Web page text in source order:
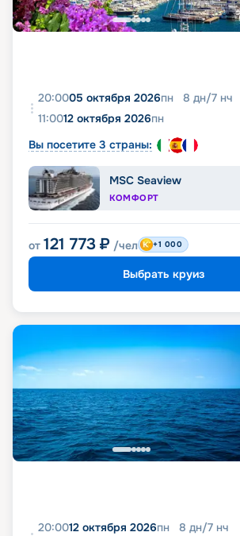
20:0005 октября 2026пн 8 дн/7 нч
11:0012 октября 2026пн
Вы посетите 3 страны:
MSC Seaview
КОМФОРТ
от 121 773 ₽ /чел +1 000
Выбрать круиз
20:0012 октября 2026пн 8 дн/7 нч